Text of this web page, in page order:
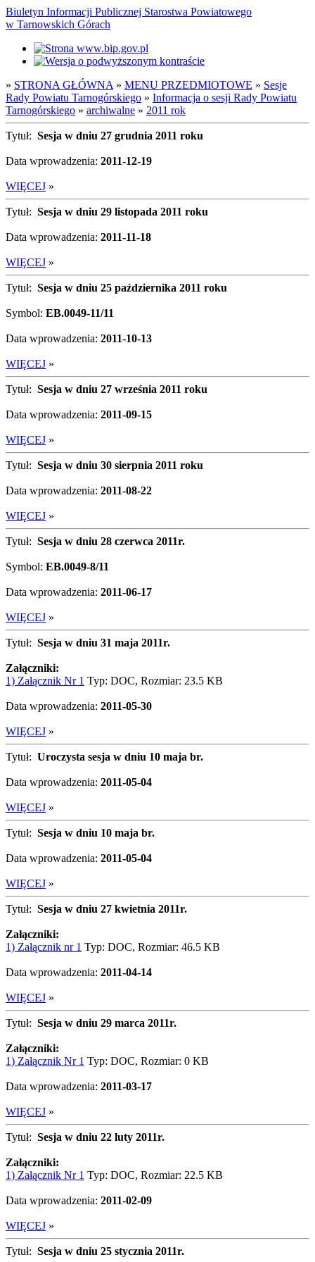
Biuletyn Informacji Publicznej Starostwa Powiatowego
w Tarnowskich Górach
» STRONA GŁÓWNA » MENU PRZEDMIOTOWE » Sesje
Rady Powiatu Tarnogórskiego » Informacja o sesji Rady Powiatu
Tarnogórskiego » archiwalne » 2011 rok
Tytuł: Sesja w dniu 27 grudnia 2011 roku
Data wprowadzenia: 2011-12-19
WIĘCEJ »
Tytuł: Sesja w dniu 29 listopada 2011 roku
Data wprowadzenia: 2011-11-18
WIĘCEJ »
Tytuł: Sesja w dniu 25 października 2011 roku
Symbol: EB.0049-11/11
Data wprowadzenia: 2011-10-13
WIĘCEJ »
Tytuł: Sesja w dniu 27 września 2011 roku
Data wprowadzenia: 2011-09-15
WIĘCEJ »
Tytuł: Sesja w dniu 30 sierpnia 2011 roku
Data wprowadzenia: 2011-08-22
WIĘCEJ »
Tytuł: Sesja w dniu 28 czerwca 2011r.
Symbol: EB.0049-8/11
Data wprowadzenia: 2011-06-17
WIĘCEJ »
Tytuł: Sesja w dniu 31 maja 2011r.
Załączniki:
1) Załącznik Nr 1 Typ: DOC, Rozmiar: 23.5 KB
Data wprowadzenia: 2011-05-30
WIĘCEJ »
Tytuł: Uroczysta sesja w dniu 10 maja br.
Data wprowadzenia: 2011-05-04
WIĘCEJ »
Tytuł: Sesja w dniu 10 maja br.
Data wprowadzenia: 2011-05-04
WIĘCEJ »
Tytuł: Sesja w dniu 27 kwietnia 2011r.
Załączniki:
1) Załącznik nr 1 Typ: DOC, Rozmiar: 46.5 KB
Data wprowadzenia: 2011-04-14
WIĘCEJ »
Tytuł: Sesja w dniu 29 marca 2011r.
Załączniki:
1) Załącznik Nr 1 Typ: DOC, Rozmiar: 0 KB
Data wprowadzenia: 2011-03-17
WIĘCEJ »
Tytuł: Sesja w dniu 22 luty 2011r.
Załączniki:
1) Załącznik Nr 1 Typ: DOC, Rozmiar: 22.5 KB
Data wprowadzenia: 2011-02-09
WIĘCEJ »
Tytuł: Sesja w dniu 25 stycznia 2011r.